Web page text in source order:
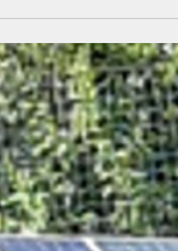
März 2026